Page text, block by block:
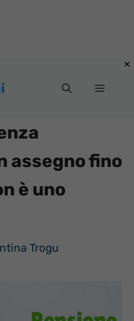
Menu
assegno fino
è uno
Trogu